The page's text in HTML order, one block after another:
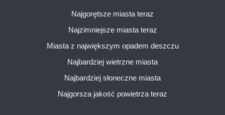
Najgorętsze miasta teraz
Najzimniejsze miasta teraz
Miasta z największym opadem deszczu
Najbardziej wietrzne miasta
Najbardziej słoneczne miasta
Najgorsza jakość powietrza teraz